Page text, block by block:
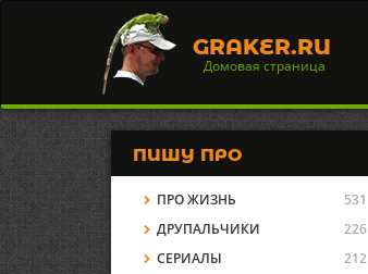
GRAKER.RU
Домовая страница
ПИШУ ПРО
ПРО ЖИЗНЬ
531
ДРУПАЛЬЧИКИ
226
СЕРИАЛЫ
212